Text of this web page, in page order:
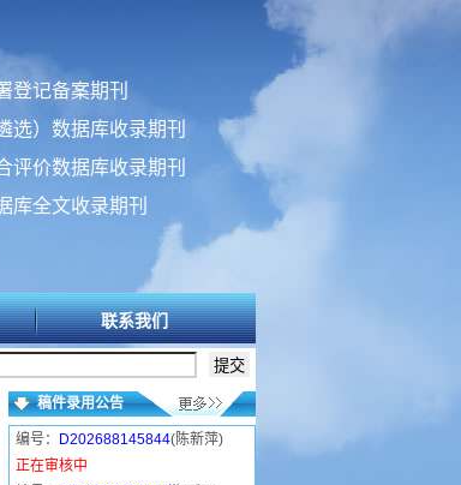
登记备案期刊
选）数据库收录期刊
评价数据库收录期刊
库全文收录期刊
联系我们
稿件录用公告
编号： D202688145844(陈新萍)
正在审核中